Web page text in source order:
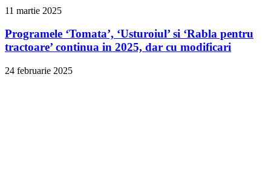
11 martie 2025
Programele ‘Tomata’, ‘Usturoiul’ si ‘Rabla pentru
tractoare’ continua in 2025, dar cu modificari
24 februarie 2025